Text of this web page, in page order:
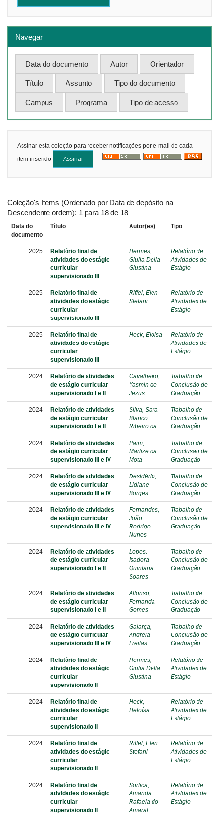
Navegar
Assinar esta coleção para receber notificações por e-mail de cada
item inserido
Coleção's Items (Ordenado por Data de depósito na
Descendente ordem): 1 para 18 de 18
Data do
documento
Título Autor(es) Tipo
2025
Relatório final de
atividades do estágio
curricular
supervisionado III
Hermes,
Giulia Della
Giustina
Relatório de
Atividades de
Estágio
2025
Relatório final de
atividades do estágio
curricular
supervisionado III
Riffel, Elen
Stefani
Relatório de
Atividades de
Estágio
2025
Relatório final de
atividades do estágio
curricular
supervisionado III
Heck, Eloisa
Relatório de
Atividades de
Estágio
2024
Relatório de atividades
de estágio curricular
supervisionado I e II
Cavalheiro,
Yasmin de
Jezus
Trabalho de
Conclusão de
Graduação
2024
Relatório de atividades
de estágio curricular
supervisionado I e II
Silva, Sara
Blanco
Ribeiro da
Trabalho de
Conclusão de
Graduação
2024
Relatório de atividades
de estágio curricular
supervisionado III e IV
Paim,
Marlize da
Mota
Trabalho de
Conclusão de
Graduação
2024
Relatório de atividades
de estágio curricular
supervisionado III e IV
Desidério,
Lidiane
Borges
Trabalho de
Conclusão de
Graduação
2024
Relatório de atividades
de estágio curricular
supervisionado III e IV
Fernandes,
João
Rodrigo
Nunes
Trabalho de
Conclusão de
Graduação
2024
Relatório de atividades
de estágio curricular
supervisionado I e II
Lopes,
Isadora
Quintana
Soares
Trabalho de
Conclusão de
Graduação
2024
Relatório de atividades
de estágio curricular
supervisionado I e II
Alfonso,
Fernanda
Gomes
Trabalho de
Conclusão de
Graduação
2024
Relatório de atividades
de estágio curricular
supervisionado III e IV
Galarça,
Andreia
Freitas
Trabalho de
Conclusão de
Graduação
2024
Relatório final de
atividades do estágio
curricular
supervisionado II
Hermes,
Giulia Della
Giustina
Relatório de
Atividades de
Estágio
2024
Relatório final de
atividades do estágio
curricular
supervisionado II
Heck,
Heloísa
Relatório de
Atividades de
Estágio
2024
Relatório final de
atividades do estágio
curricular
supervisionado II
Riffel, Elen
Stefani
Relatório de
Atividades de
Estágio
2024
Relatório final de
atividades do estágio
curricular
supervisionado II
Sortica,
Amanda
Rafaela do
Amaral
Relatório de
Atividades de
Estágio